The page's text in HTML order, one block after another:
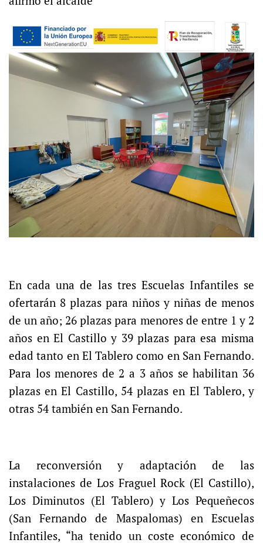
En cada una de las tres Escuelas Infantiles se
ofertarán 8 plazas para niños y niñas de menos
de un año; 26 plazas para menores de entre 1 y 2
años en El Castillo y 39 plazas para esa misma
edad tanto en El Tablero como en San Fernando.
Para los menores de 2 a 3 años se habilitan 36
plazas en El Castillo, 54 plazas en El Tablero, y
otras 54 también en San Fernando.
La reconversión y adaptación de las
instalaciones de Los Fraguel Rock (El Castillo),
Los Diminutos (El Tablero) y Los Pequeñecos
(San Fernando de Maspalomas) en Escuelas
Infantiles, “ha tenido un coste económico de